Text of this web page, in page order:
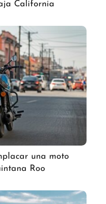
California
una moto
Roo